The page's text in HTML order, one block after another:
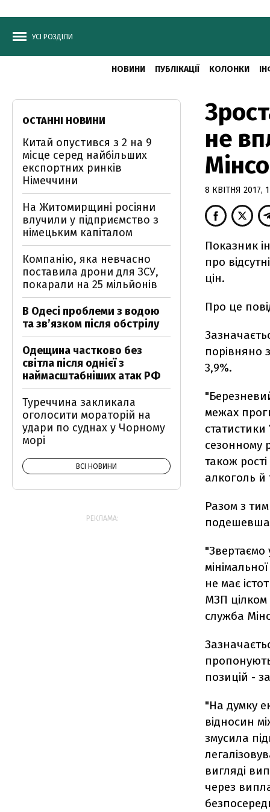
УСІ РОЗДІЛИ
НОВИНИ ПУБЛІКАЦІЇ КОЛОНКИ
не
8 КВІТНЯ 2017,
Показник
про
цін.
Про це
порівняно
3,9%.
межах
сезонному
також
алкоголь й
Разом з
"Звертаємо
не має
МЗП цілком
служба
позицій -
"На думку
відносин
змусила
вигляді
через
ОСТАННІ НОВИНИ
Китай опустився з 2 на 9
місце серед найбільших
експортних ринків
Німеччини
На Житомирщині росіяни
влучили у підприємство з
німецьким капіталом
Компанію, яка невчасно
поставила дрони для ЗСУ,
покарали на 25 мільйонів
В Одесі проблеми з водою
та звʼязком після обстрілу
Одещина частково без
світла після однієї з
наймасштабніших атак РФ
Туреччина закликала
оголосити мораторій на
удари по суднах у Чорному
морі
ВСІ НОВИНИ
РЕКЛАМА: